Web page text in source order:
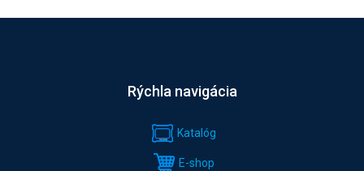
Rýchla navigácia
Katalóg
E-shop